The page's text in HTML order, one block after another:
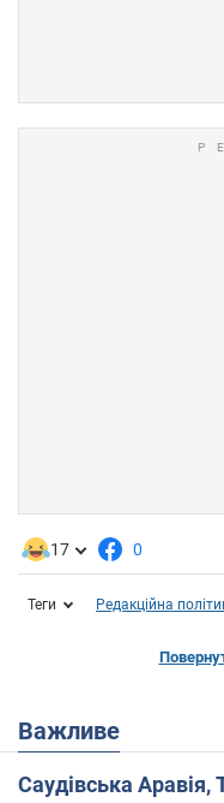
17 0
Теги Редакційна
Важливе
Саудівська Аравія,